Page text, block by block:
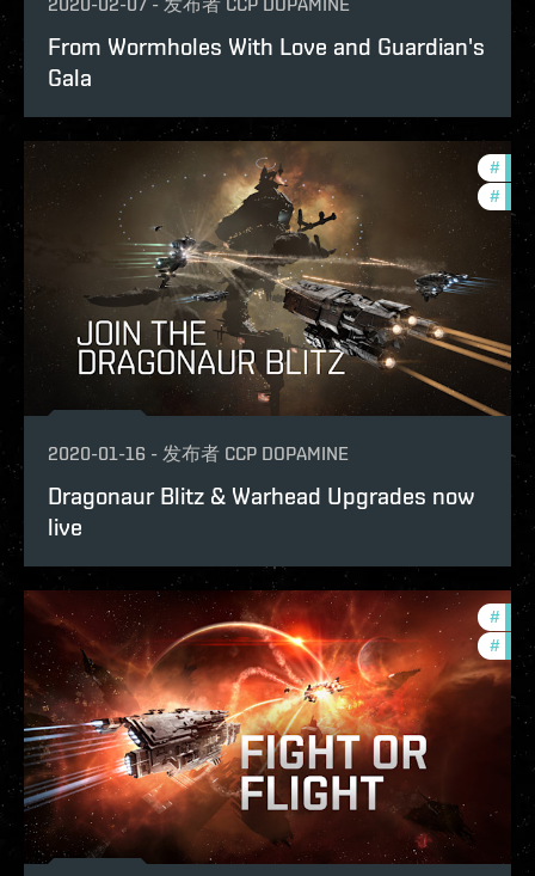
From Wormholes With Love and Guardian's
Gala
#
#
2020-01-16 - 发布者 CCP DOPAMINE
Dragonaur Blitz & Warhead Upgrades now
live
#
#